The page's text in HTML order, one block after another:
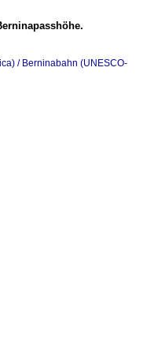
/ Berninabahn (UNESCO-